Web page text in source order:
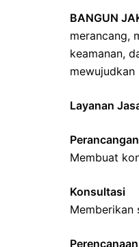
BANGUN
merancang,
keamanan,
mewujudkan
Layanan
Perancangan
Membuat
Konsultasi
Memberikan